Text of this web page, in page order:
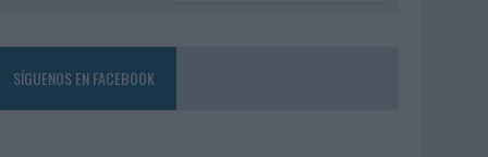
SÍGUENOS EN FACEBOOK